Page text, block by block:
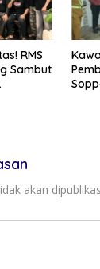
RMS
Sambut
akan